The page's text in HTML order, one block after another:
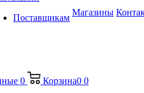
Поставщикам
Магазины
0 Корзина0 0